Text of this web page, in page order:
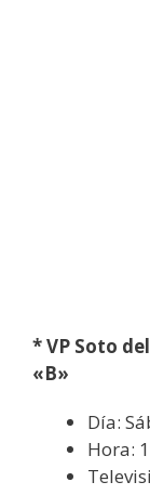
* VP Soto
«B»
Día:
Hora: